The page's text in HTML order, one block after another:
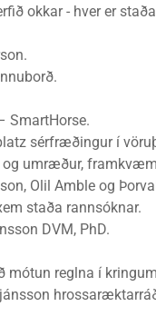
okkar - hver er
SmartHorse.
sérfræðingur í
og umræður,
Olil Amble og
staða rannsóknar.
DVM, PhD.
mótun reglna í